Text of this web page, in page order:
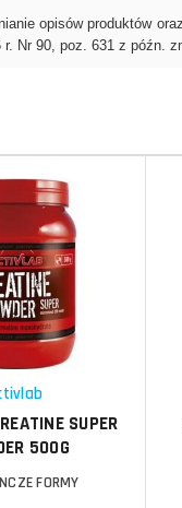
SUPER
500G
FORMY